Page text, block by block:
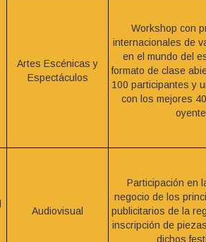
Artes Escénicas y
Espectáculos
Workshop con
internacionales de
en el mundo del
formato de clase
100 participantes y
con los mejores
Audiovisual
Participación en
negocio de los
publicitarios de la
inscripción de
dichos